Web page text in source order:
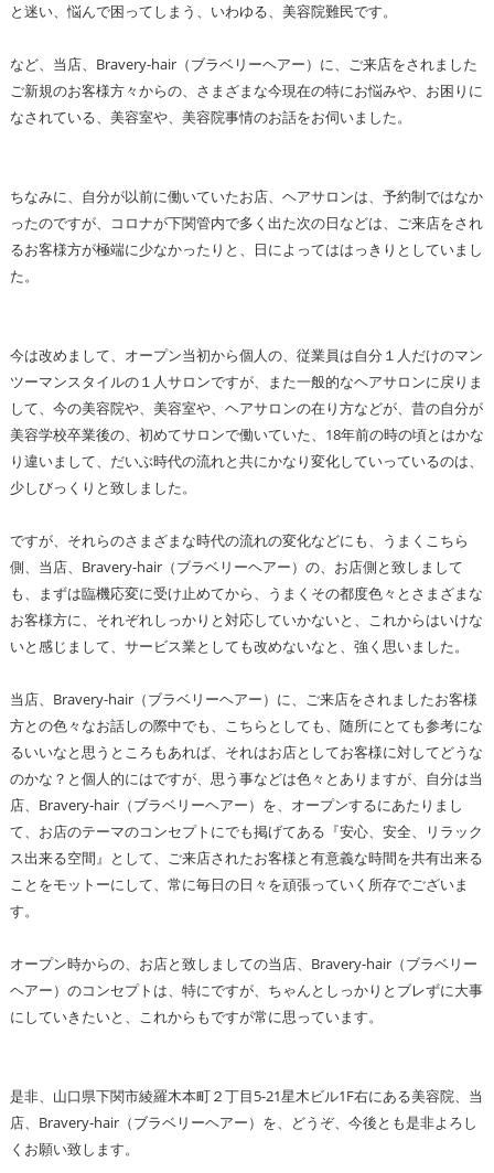
と迷い、悩んで困ってしまう、いわゆる、美容院難民です。
など、当店、Bravery-hair（ブラベリーヘアー）に、ご来店をされました
ご新規のお客様方々からの、さまざまな今現在の特にお悩みや、お困りに
なされている、美容室や、美容院事情のお話をお伺いました。
ちなみに、自分が以前に働いていたお店、ヘアサロンは、予約制ではなか
ったのですが、コロナが下関管内で多く出た次の日などは、ご来店をされ
るお客様方が極端に少なかったりと、日によってははっきりとしていまし
た。
今は改めまして、オープン当初から個人の、従業員は自分１人だけのマン
ツーマンスタイルの１人サロンですが、また一般的なヘアサロンに戻りま
して、今の美容院や、美容室や、ヘアサロンの在り方などが、昔の自分が
美容学校卒業後の、初めてサロンで働いていた、18年前の時の頃とはかな
り違いまして、だいぶ時代の流れと共にかなり変化していっているのは、
少しびっくりと致しました。
ですが、それらのさまざまな時代の流れの変化などにも、うまくこちら
側、当店、Bravery-hair（ブラベリーヘアー）の、お店側と致しまして
も、まずは臨機応変に受け止めてから、うまくその都度色々とさまざまな
お客様方に、それぞれしっかりと対応していかないと、これからはいけな
いと感じまして、サービス業としても改めないなと、強く思いました。
当店、Bravery-hair（ブラベリーヘアー）に、ご来店をされましたお客様
方との色々なお話しの際中でも、こちらとしても、随所にとても参考にな
るいいなと思うところもあれば、それはお店としてお客様に対してどうな
のかな？と個人的にはですが、思う事などは色々とありますが、自分は当
店、Bravery-hair（ブラベリーヘアー）を、オープンするにあたりまし
て、お店のテーマのコンセプトにでも掲げてある『安心、安全、リラック
ス出来る空間』として、ご来店されたお客様と有意義な時間を共有出来る
ことをモットーにして、常に毎日の日々を頑張っていく所存でございま
す。
オープン時からの、お店と致しましての当店、Bravery-hair（ブラベリー
ヘアー）のコンセプトは、特にですが、ちゃんとしっかりとブレずに大事
にしていきたいと、これからもですが常に思っています。
是非、山口県下関市綾羅木本町２丁目5-21星木ビル1F右にある美容院、当
店、Bravery-hair（ブラベリーヘアー）を、どうぞ、今後とも是非よろし
くお願い致します。